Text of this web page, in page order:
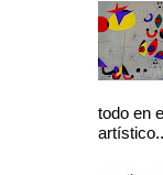
todo en